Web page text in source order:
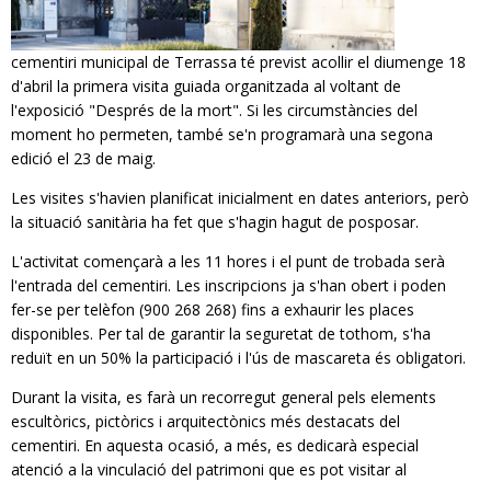
cementiri municipal de Terrassa té previst acollir el diumenge 18
d'abril la primera visita guiada organitzada al voltant de
l'exposició "Després de la mort". Si les circumstàncies del
moment ho permeten, també se'n programarà una segona
edició el 23 de maig.
Les visites s'havien planificat inicialment en dates anteriors, però
la situació sanitària ha fet que s'hagin hagut de posposar.
L'activitat començarà a les 11 hores i el punt de trobada serà
l'entrada del cementiri. Les inscripcions ja s'han obert i poden
fer-se per telèfon (900 268 268) fins a exhaurir les places
disponibles. Per tal de garantir la seguretat de tothom, s'ha
reduït en un 50% la participació i l'ús de mascareta és obligatori.
Durant la visita, es farà un recorregut general pels elements
escultòrics, pictòrics i arquitectònics més destacats del
cementiri. En aquesta ocasió, a més, es dedicarà especial
atenció a la vinculació del patrimoni que es pot visitar al